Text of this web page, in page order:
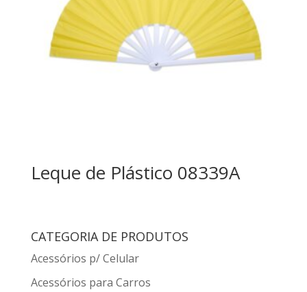
Leque de Plástico 08339A
CATEGORIA DE PRODUTOS
Acessórios p/ Celular
Acessórios para Carros